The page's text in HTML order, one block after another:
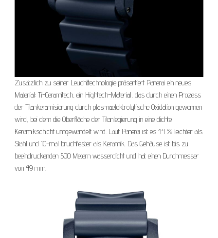
Zusätzlich zu seiner Leuchttechnologie präsentiert Panerai ein neues
Material: Ti-Ceramitech, ein Hightech-Material, das durch einen Prozess
der Titankeramisierung durch plasmaelektrolytische Oxidation gewonnen
wird, bei dem die Oberfläche der Titanlegierung in eine dichte
Keramikschicht umgewandelt wird. Laut Panerai ist es 44 % leichter als
Stahl und 10-mal bruchfester als Keramik. Das Gehäuse ist bis zu
beeindruckenden 500 Metern wasserdicht und hat einen Durchmesser
von 49 mm.